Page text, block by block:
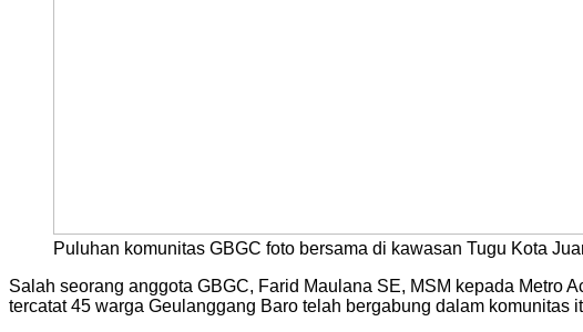
Puluhan komunitas GBGC foto bersama di kawasan Tugu Kota
Salah seorang anggota GBGC, Farid Maulana SE, MSM kepada Metro
tercatat 45 warga Geulanggang Baro telah bergabung dalam komunitas